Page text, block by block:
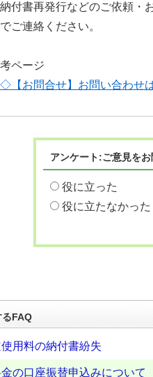
付書再発行などのご依頼・
ご連絡ください。
ページ
【お問合せ】お問い合わせ
アンケート:ご意見を
役に立った
役に立たなかった
るFAQ
用料の納付書紛失
の口座振替申込みについて